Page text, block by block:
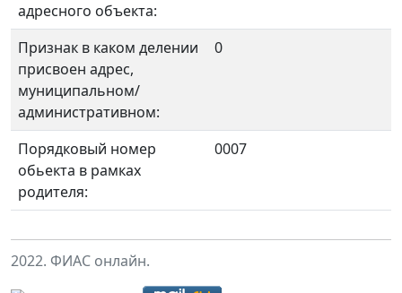
адресного объекта:
Признак в каком делении
присвоен адрес,
муниципальном/
административном:
0
Порядковый номер
обьекта в рамках
родителя:
0007
2022. ФИАС онлайн.